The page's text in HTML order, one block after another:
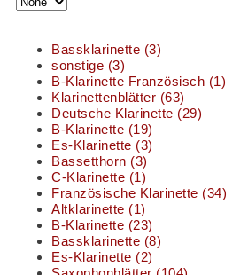
Bassklarinette (3)
sonstige (3)
B-Klarinette Französisch (1)
Klarinettenblätter (63)
Deutsche Klarinette (29)
B-Klarinette (19)
Es-Klarinette (3)
Bassetthorn (3)
C-Klarinette (1)
Französische Klarinette (34)
Altklarinette (1)
B-Klarinette (23)
Bassklarinette (8)
Es-Klarinette (2)